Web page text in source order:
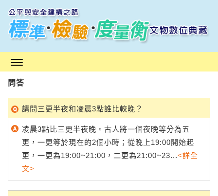
內
問答
請問三更半夜和凌晨3點誰比較晚？
凌晨3點比三更半夜晚。古人將一個夜晚等分為五
更，一更等於現在的2個小時；從晚上19:00開始起
更，一更為19:00~21:00，二更為21:00~23...<詳全
文>